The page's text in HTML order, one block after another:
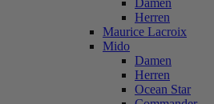
Damen
Herren
Maurice Lacroix
Mido
Damen
Herren
Ocean Star